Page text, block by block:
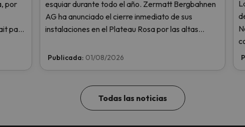
por
para
esquiar durante todo el año. Zermatt Bergbahnen
AG ha anunciado el cierre inmediato de sus
instalaciones en el Plateau Rosa por las altas
semana.
Publicada: 01/08/2026
Todas las noticias